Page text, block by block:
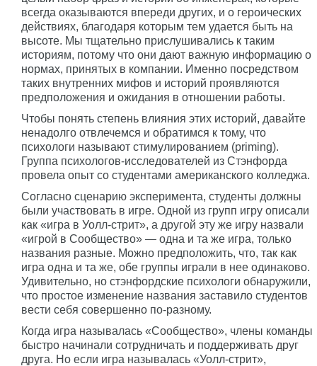
всегда оказываются впереди других, и о героических
действиях, благодаря которым тем удается быть на
высоте. Мы тщательно прислушивались к таким
историям, потому что они дают важную информацию о
нормах, принятых в компании. Именно посредством
таких внутренних мифов и историй проявляются
предположения и ожидания в отношении работы.
Чтобы понять степень влияния этих историй, давайте
ненадолго отвлечемся и обратимся к тому, что
психологи называют стимулированием (priming).
Группа психологов-исследователей из Стэнфорда
провела опыт со студентами американского колледжа.
Согласно сценарию эксперимента, студенты должны
были участвовать в игре. Одной из групп игру описали
как «игра в Уолл-стрит», а другой эту же игру назвали
«игрой в Сообщество» — одна и та же игра, только
названия разные. Можно предположить, что, так как
игра одна и та же, обе группы играли в нее одинаково.
Удивительно, но стэнфордские психологи обнаружили,
что простое изменение названия заставило студентов
вести себя совершенно по-разному.
Когда игра называлась «Сообщество», члены команды
быстро начинали сотрудничать и поддерживать друг
друга. Но если игра называлась «Уолл-стрит»,